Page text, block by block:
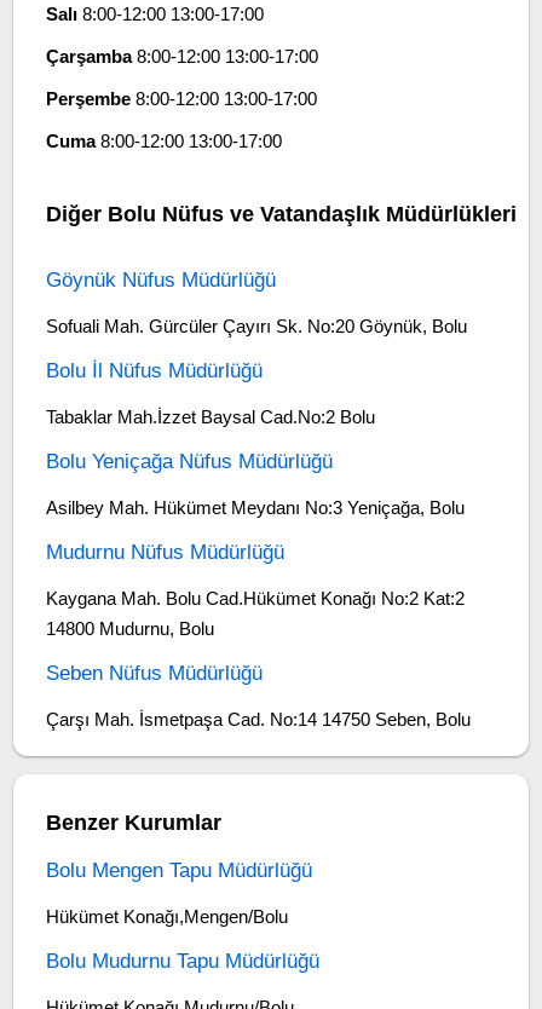
Salı8:00-12:00 13:00-17:00
Çarşamba8:00-12:00 13:00-17:00
Perşembe8:00-12:00 13:00-17:00
Cuma8:00-12:00 13:00-17:00
Diğer Bolu Nüfus ve Vatandaşlık Müdürlükleri
Göynük Nüfus Müdürlüğü
Sofuali Mah. Gürcüler Çayırı Sk. No:20 Göynük, Bolu
Bolu İl Nüfus Müdürlüğü
Tabaklar Mah.İzzet Baysal Cad.No:2 Bolu
Bolu Yeniçağa Nüfus Müdürlüğü
Asilbey Mah. Hükümet Meydanı No:3 Yeniçağa, Bolu
Mudurnu Nüfus Müdürlüğü
Kaygana Mah. Bolu Cad.Hükümet Konağı No:2 Kat:2
14800 Mudurnu, Bolu
Seben Nüfus Müdürlüğü
Çarşı Mah. İsmetpaşa Cad. No:14 14750 Seben, Bolu
Benzer Kurumlar
Bolu Mengen Tapu Müdürlüğü
Hükümet Konağı,Mengen/Bolu
Bolu Mudurnu Tapu Müdürlüğü